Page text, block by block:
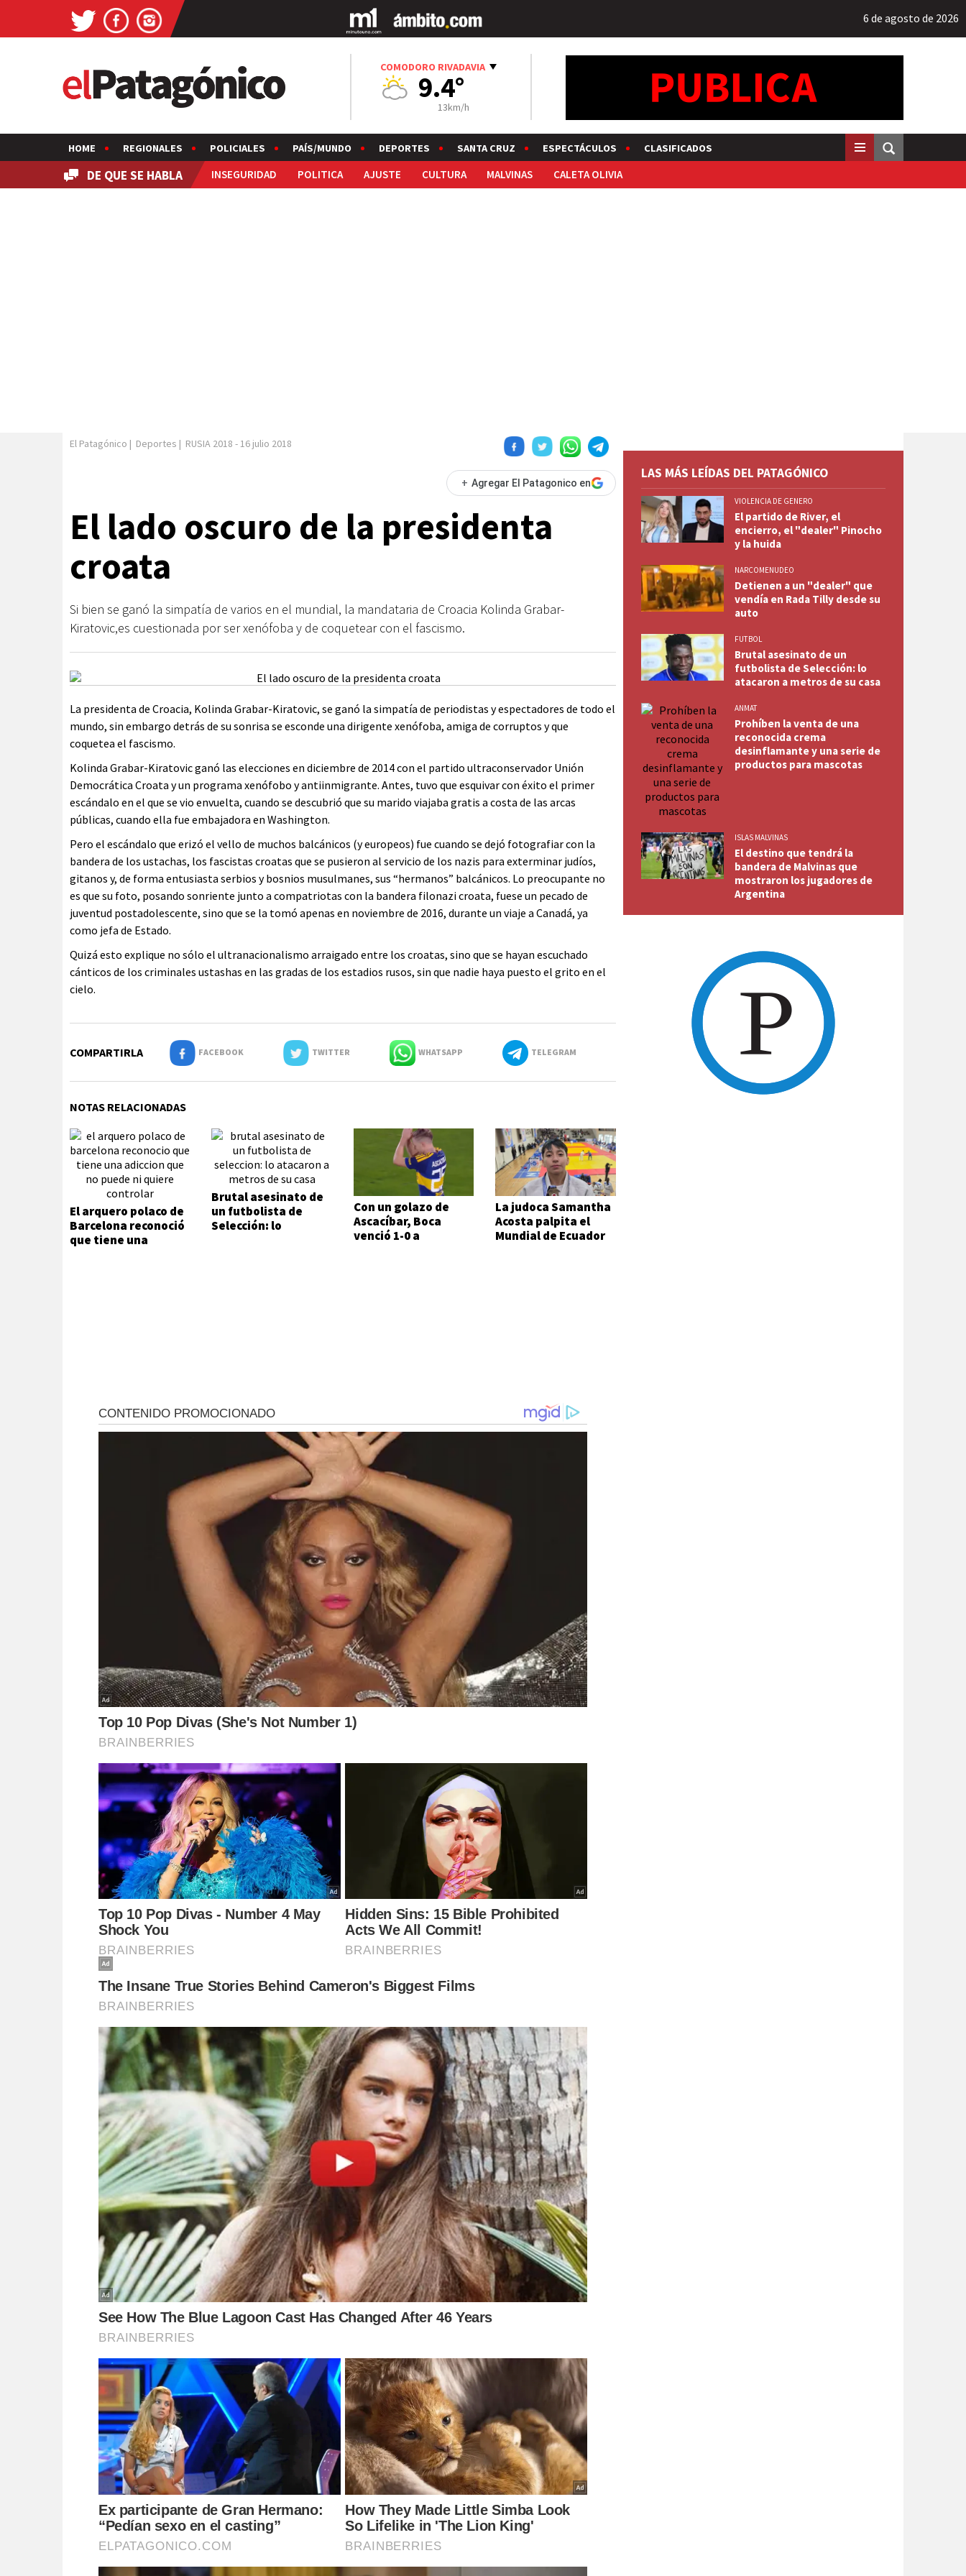
6 de agosto de 2026
COMODORO RIVADAVIA
9.4°
13km/h
HOME REGIONALES POLICIALES PAÍS/MUNDO DEPORTES SANTA CRUZ ESPECTÁCULOS CLASIFICADOS
DE QUE SE HABLA INSEGURIDAD POLITICA AJUSTE CULTURA MALVINAS CALETA OLIVIA
El Patagónico | Deportes | RUSIA 2018 - 16 julio 2018
+ Agregar El Patagonico en
El lado oscuro de la presidenta
croata
Si bien se ganó la simpatía de varios en el mundial, la mandataria de Croacia Kolinda Grabar-
Kiratovic,es cuestionada por ser xenófoba y de coquetear con el fascismo.
La presidenta de Croacia, Kolinda Grabar-Kiratovic, se ganó la simpatía de periodistas y espectadores de todo el
mundo, sin embargo detrás de su sonrisa se esconde una dirigente xenófoba, amiga de corruptos y que
coquetea el fascismo.
Kolinda Grabar-Kiratovic ganó las elecciones en diciembre de 2014 con el partido ultraconservador Unión
Democrática Croata y un programa xenófobo y antiinmigrante. Antes, tuvo que esquivar con éxito el primer
escándalo en el que se vio envuelta, cuando se descubrió que su marido viajaba gratis a costa de las arcas
públicas, cuando ella fue embajadora en Washington.
Pero el escándalo que erizó el vello de muchos balcánicos (y europeos) fue cuando se dejó fotografiar con la
bandera de los ustachas, los fascistas croatas que se pusieron al servicio de los nazis para exterminar judíos,
gitanos y, de forma entusiasta serbios y bosnios musulmanes, sus “hermanos” balcánicos. Lo preocupante no
es que su foto, posando sonriente junto a compatriotas con la bandera filonazi croata, fuese un pecado de
juventud postadolescente, sino que se la tomó apenas en noviembre de 2016, durante un viaje a Canadá, ya
como jefa de Estado.
Quizá esto explique no sólo el ultranacionalismo arraigado entre los croatas, sino que se hayan escuchado
cánticos de los criminales ustashas en las gradas de los estadios rusos, sin que nadie haya puesto el grito en el
cielo.
COMPARTIRLA FACEBOOK TWITTER WHATSAPP TELEGRAM
NOTAS RELACIONADAS
El arquero polaco de
Barcelona reconoció
que tiene una
Brutal asesinato de
un futbolista de
Selección: lo
Con un golazo de
Ascacíbar, Boca
venció 1-0 a
La judoca Samantha
Acosta palpita el
Mundial de Ecuador
LAS MÁS LEÍDAS DEL PATAGÓNICO
VIOLENCIA DE GENERO
El partido de River, el
encierro, el "dealer" Pinocho
y la huida
NARCOMENUDEO
Detienen a un "dealer" que
vendía en Rada Tilly desde su
auto
FUTBOL
Brutal asesinato de un
futbolista de Selección: lo
atacaron a metros de su casa
ANMAT
Prohíben la venta de una
reconocida crema
desinflamante y una serie de
productos para mascotas
ISLAS MALVINAS
El destino que tendrá la
bandera de Malvinas que
mostraron los jugadores de
Argentina